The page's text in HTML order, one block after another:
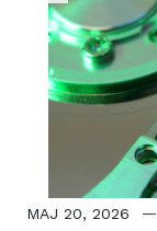
MAJ 20, 2026